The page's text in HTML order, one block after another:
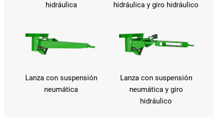
hidráulica
hidráulica y giro hidráulico
Lanza con suspensión
neumática
Lanza con suspensión
neumática y giro
hidráulico